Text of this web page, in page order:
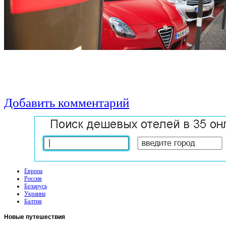
Добавить комментарий
Европа
Россия
Беларусь
Украина
Балтия
Новые путешествия